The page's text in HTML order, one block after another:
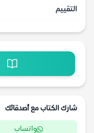
التقييم
شارك الكتاب مع أصدقائك
واتساب